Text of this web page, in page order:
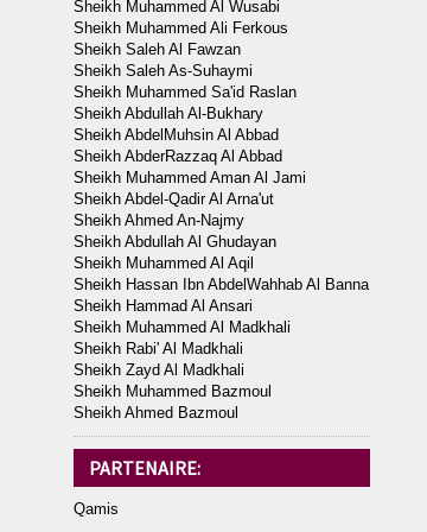
Sheikh Muhammed Al Wusabi
Sheikh Muhammed Ali Ferkous
Sheikh Saleh Al Fawzan
Sheikh Saleh As-Suhaymi
Sheikh Muhammed Sa'id Raslan
Sheikh Abdullah Al-Bukhary
Sheikh AbdelMuhsin Al Abbad
Sheikh AbderRazzaq Al Abbad
Sheikh Muhammed Aman Al Jami
Sheikh Abdel-Qadir Al Arna'ut
Sheikh Ahmed An-Najmy
Sheikh Abdullah Al Ghudayan
Sheikh Muhammed Al Aqil
Sheikh Hassan Ibn AbdelWahhab Al Banna
Sheikh Hammad Al Ansari
Sheikh Muhammed Al Madkhali
Sheikh Rabi' Al Madkhali
Sheikh Zayd Al Madkhali
Sheikh Muhammed Bazmoul
Sheikh Ahmed Bazmoul
PARTENAIRE:
Qamis